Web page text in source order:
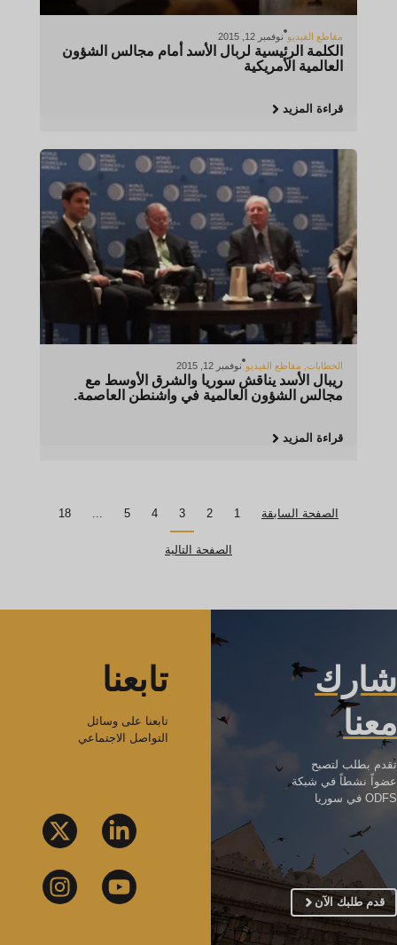
مقاطع الفيديو نوفمبر 12, 2015
الكلمة الرئيسية لربال الأسد أمام مجالس الشؤون
العالمية الأمريكية
قراءة المزيد
الخطابات, مقاطع الفيديو نوفمبر 12, 2015
ريبال الأسد يناقش سوريا والشرق الأوسط مع
مجالس الشؤون العالمية في واشنطن العاصمة.
قراءة المزيد
الصفحة السابقة 1
2
3
4
5
18
الصفحة التالية
شارك
معنا
تقدم بطلب لتصبح
عضواً نشطاً في شبكة
ODFS في سوريا
قدم طلبك الآن
تابعنا
تابعنا على وسائل
التواصل الاجتماعي